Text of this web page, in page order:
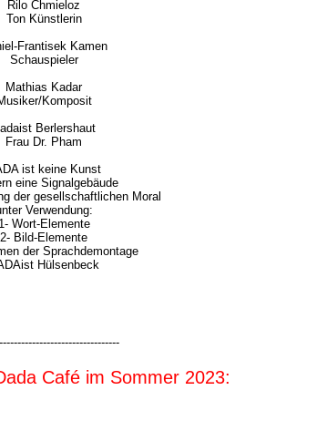
Rilo Chmieloz
Ton Künstlerin
Frantisek Kamen
Schauspieler
Mathias Kadar
Komposit
Berlershaut
Frau Dr. Pham
ist keine Kunst
eine Signalgebäude
der gesellschaftlichen Moral
Verwendung:
1- Wort-Elemente
2- Bild-Elemente
der Sprachdemontage
Hülsenbeck
Café im Sommer 2023: